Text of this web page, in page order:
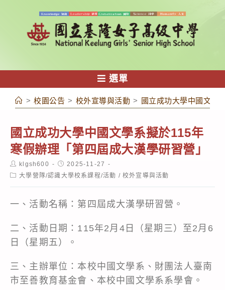
容
選單
> 校園公告 > 校外宣導與活動 > 國立成功大學中國文學
國立成功大學中國文學系擬於115年
寒假辦理「第四屆成大漢學研習營」
Post
author:
klgsh600
Post
published:
2025-11-27
Post大學營隊/認識大學校系課程/活動 / 校外宣導與活動
一、活動名稱：第四屆成大漢學研習營。
二、活動日期：115年2月4日（星期三）至2月6
日（星期五）。
三、主辦單位：本校中國文學系、財團法人臺南
市至善教育基金會、本校中國文學系系學會。